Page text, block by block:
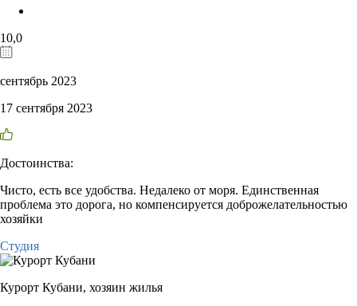
10,0
сентябрь 2023
17 сентября 2023
Достоинства:
Чисто, есть все удобства. Недалеко от моря. Единственная
проблема это дорога, но компенсируется доброжелательностью
хозяйки
Студия
Курорт Кубани, хозяин жилья